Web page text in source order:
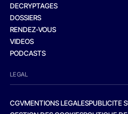
DECRYPTAGES
DOSSIERS
RENDEZ-VOUS
VIDEOS
PODCASTS
LEGAL
CGVMENTIONS LEGALESPUBLICITE